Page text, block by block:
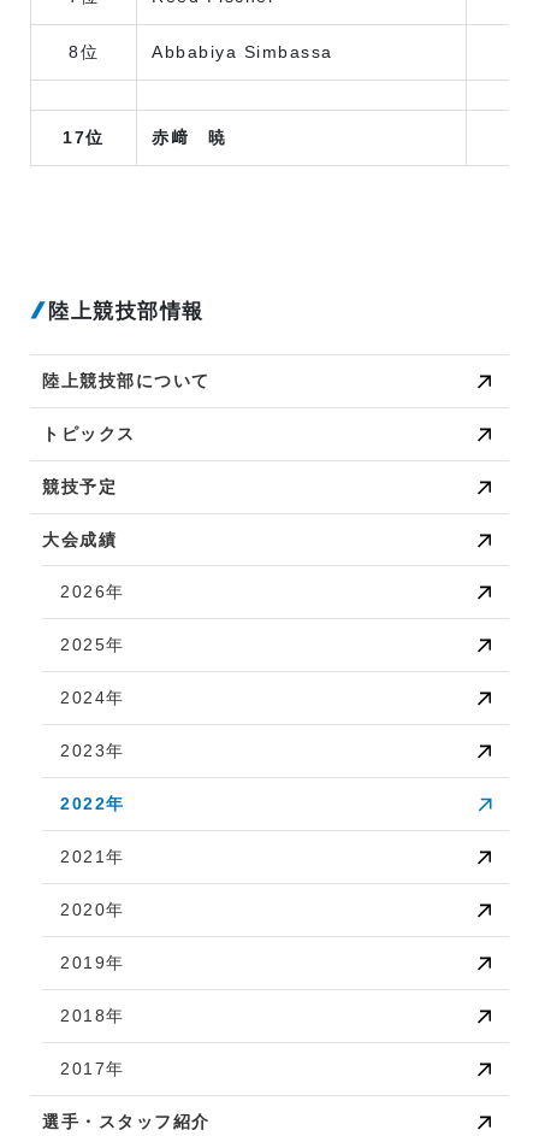
8位 Abbabiya Simbassa
17位 赤﨑 暁
陸上競技部情報
陸上競技部について
トピックス
競技予定
大会成績
2026年
2025年
2024年
2023年
2022年
2021年
2020年
2019年
2018年
2017年
選手・スタッフ紹介